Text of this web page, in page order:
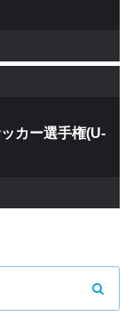
カー選手権(U-